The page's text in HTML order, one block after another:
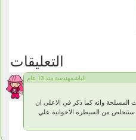
التعليقات
الباشمهندسة منذ 13 عام
المسلحة وانه كما ذكر في الاعلى ان
سنتخلص من السيطرة الاخوانية علي